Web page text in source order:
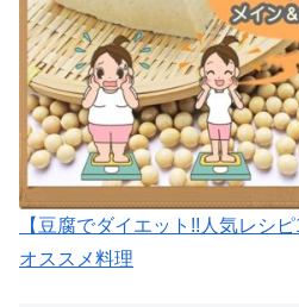
【豆腐でダイエット!!人気レシ
オススメ料理